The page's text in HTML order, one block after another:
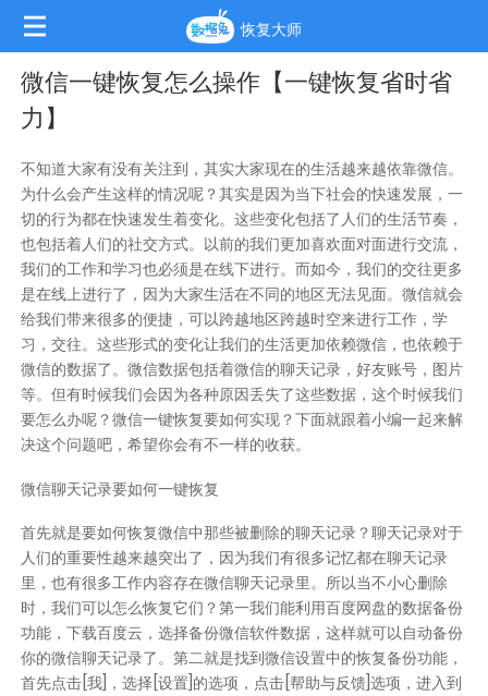
恢复大师
微信一键恢复怎么操作【一键恢复省时省
力】
不知道大家有没有关注到，其实大家现在的生活越来越依靠微信。
为什么会产生这样的情况呢？其实是因为当下社会的快速发展，一
切的行为都在快速发生着变化。这些变化包括了人们的生活节奏，
也包括着人们的社交方式。以前的我们更加喜欢面对面进行交流，
我们的工作和学习也必须是在线下进行。而如今，我们的交往更多
是在线上进行了，因为大家生活在不同的地区无法见面。微信就会
给我们带来很多的便捷，可以跨越地区跨越时空来进行工作，学
习，交往。这些形式的变化让我们的生活更加依赖微信，也依赖于
微信的数据了。微信数据包括着微信的聊天记录，好友账号，图片
等。但有时候我们会因为各种原因丢失了这些数据，这个时候我们
要怎么办呢？微信一键恢复要如何实现？下面就跟着小编一起来解
决这个问题吧，希望你会有不一样的收获。
微信聊天记录要如何一键恢复
首先就是要如何恢复微信中那些被删除的聊天记录？聊天记录对于
人们的重要性越来越突出了，因为我们有很多记忆都在聊天记录
里，也有很多工作内容存在微信聊天记录里。所以当不小心删除
时，我们可以怎么恢复它们？第一我们能利用百度网盘的数据备份
功能，下载百度云，选择备份微信软件数据，这样就可以自动备份
你的微信聊天记录了。第二就是找到微信设置中的恢复备份功能，
首先点击[我]，选择[设置]的选项，点击[帮助与反馈]选项，进入到